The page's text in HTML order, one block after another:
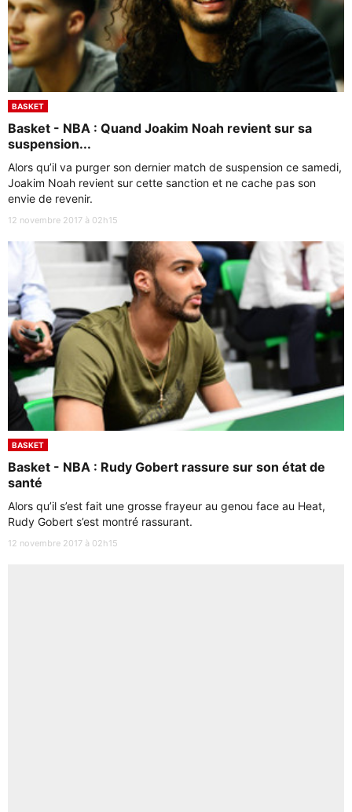
BASKET
Basket - NBA : Quand Joakim Noah revient sur sa
suspension...
Alors qu’il va purger son dernier match de suspension ce samedi,
Joakim Noah revient sur cette sanction et ne cache pas son
envie de revenir.
12 novembre 2017 à 02h15
BASKET
Basket - NBA : Rudy Gobert rassure sur son état de
santé
Alors qu’il s’est fait une grosse frayeur au genou face au Heat,
Rudy Gobert s’est montré rassurant.
12 novembre 2017 à 02h15